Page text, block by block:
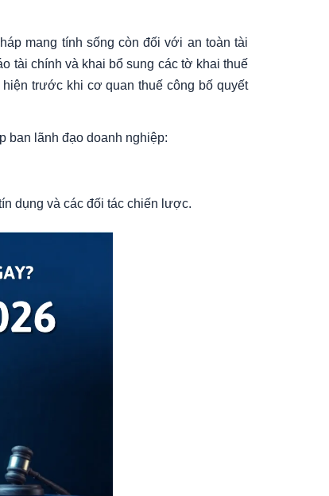
mang tính sống còn đối với an toàn tài
tài chính và khai bổ sung các tờ khai thuế
trước khi cơ quan thuế công bố quyết
ban lãnh đạo doanh nghiệp:
dụng và các đối tác chiến lược.